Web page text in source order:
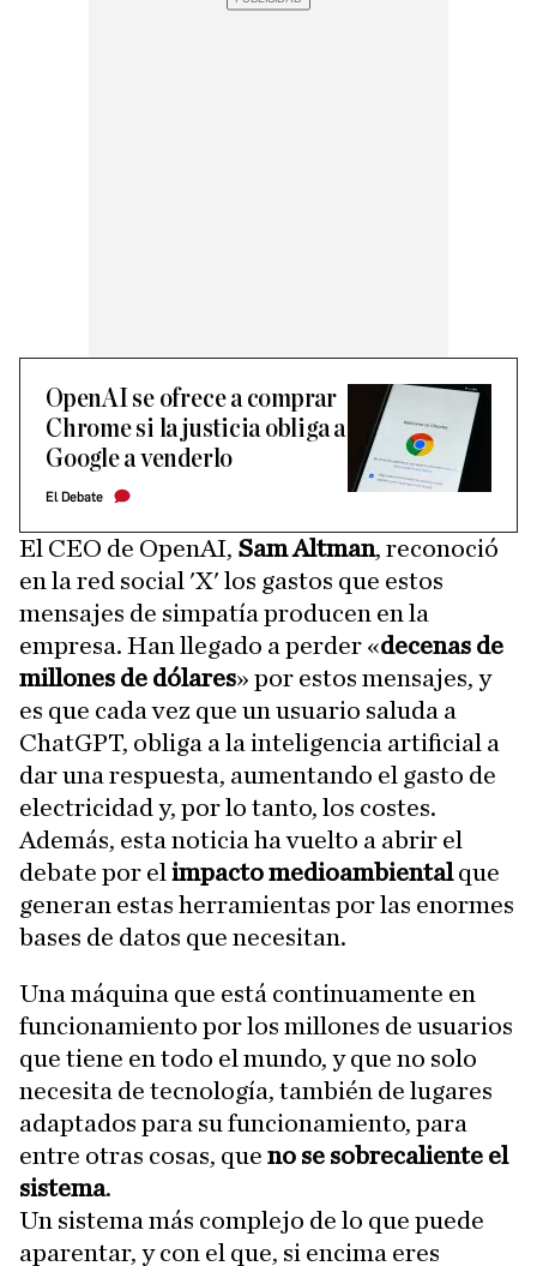
OpenAI se ofrece a comprar
Chrome si la justicia obliga a
Google a venderlo
El Debate
El CEO de OpenAI, Sam Altman, reconoció
en la red social 'X' los gastos que estos
mensajes de simpatía producen en la
empresa. Han llegado a perder «decenas de
millones de dólares» por estos mensajes, y
es que cada vez que un usuario saluda a
ChatGPT, obliga a la inteligencia artificial a
dar una respuesta, aumentando el gasto de
electricidad y, por lo tanto, los costes.
Además, esta noticia ha vuelto a abrir el
debate por el impacto medioambientalque
generan estas herramientas por las enormes
bases de datos que necesitan.
Una máquina que está continuamente en
funcionamiento por los millones de usuarios
que tiene en todo el mundo, y que no solo
necesita de tecnología, también de lugares
adaptados para su funcionamiento, para
entre otras cosas, que no se sobrecaliente el
sistema.
Un sistema más complejo de lo que puede
aparentar, y con el que, si encima eres